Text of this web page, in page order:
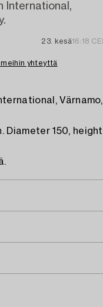
International,
23. kesä16:18
yhteyttä
Värnamo,
Diameter 150, height